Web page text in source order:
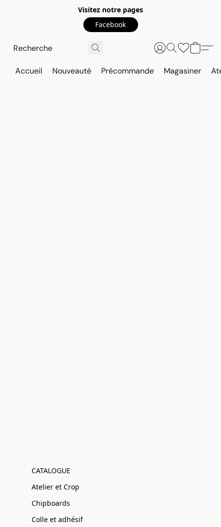
Visitez notre pages
Facebook
Accueil Nouveauté Précommande Magasiner
CATALOGUE
Atelier et Crop
Chipboards
Colle et adhésif